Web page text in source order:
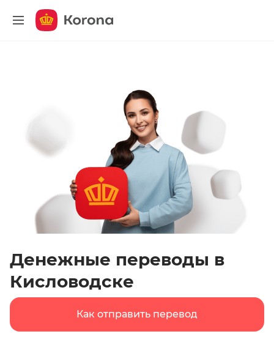
Денежные переводы в
Кисловодске
Как отправить перевод